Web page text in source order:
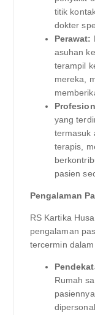
titik
dokter
Perawat:
asuhan
terampil
mereka,
yang
termasuk
terapis,
pasien
Pengalaman
RS Kartika
pengalaman
tercermin
Rumah